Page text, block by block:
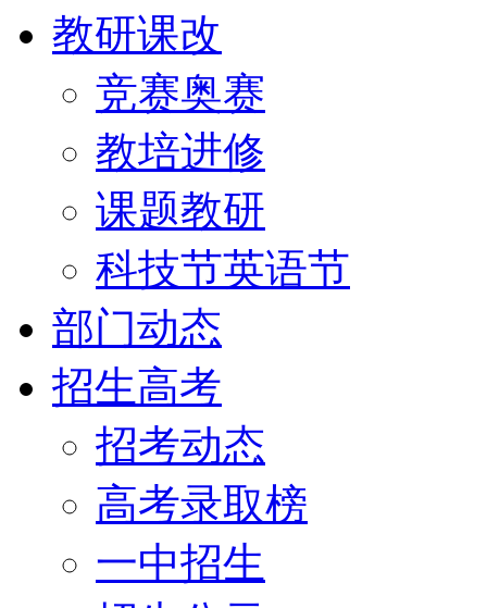
教研课改
竞赛奥赛
教培进修
课题教研
科技节英语节
部门动态
招生高考
招考动态
高考录取榜
一中招生